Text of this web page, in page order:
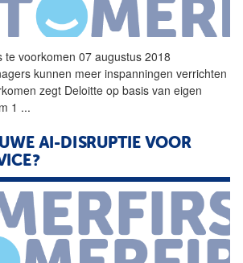
te voorkomen 07 augustus 2018
kunnen meer inspanningen verrichten
zegt Deloitte op basis van eigen
1 ...
AI-DISRUPTIE VOOR